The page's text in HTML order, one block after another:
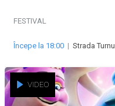
FESTIVAL
Începe la 18:00 | Strada
VIDEO